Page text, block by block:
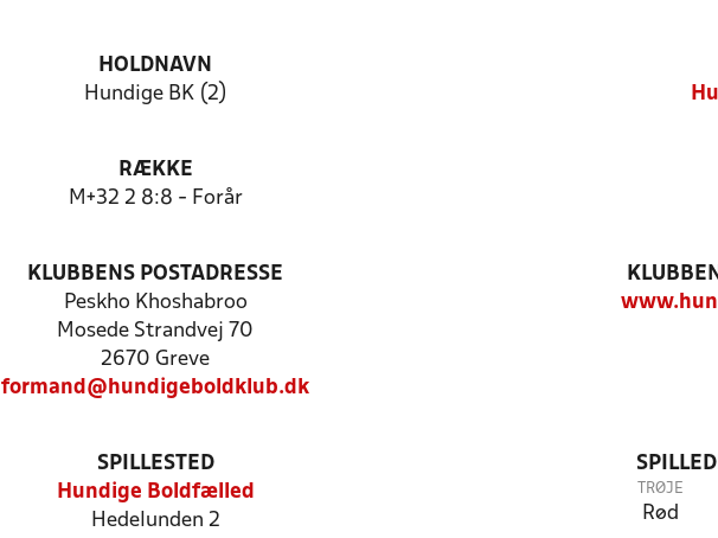
HOLDNAVN
Hundige BK (2)
RÆKKE
M+32 2 8:8 - Forår
KLUBBENS POSTADRESSE
Peskho Khoshabroo
Mosede Strandvej 70
2670 Greve
formand@hundigeboldklub.dk
SPILLESTED
Hundige Boldfælled
Hedelunden 2
TRØJE
Rød